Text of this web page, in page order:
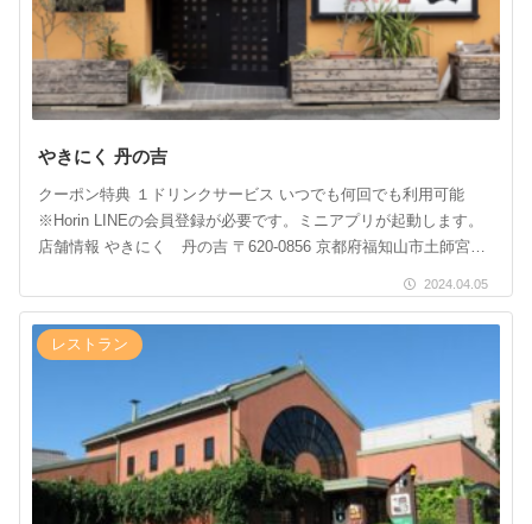
やきにく 丹の吉
クーポン特典 １ドリンクサービス いつでも何回でも利用可能
※Horin LINEの会員登録が必要です。ミニアプリが起動します。
店舗情報 やきにく 丹の吉 〒620-0856 京都府福知山市土師宮町
2024.04.05
レストラン